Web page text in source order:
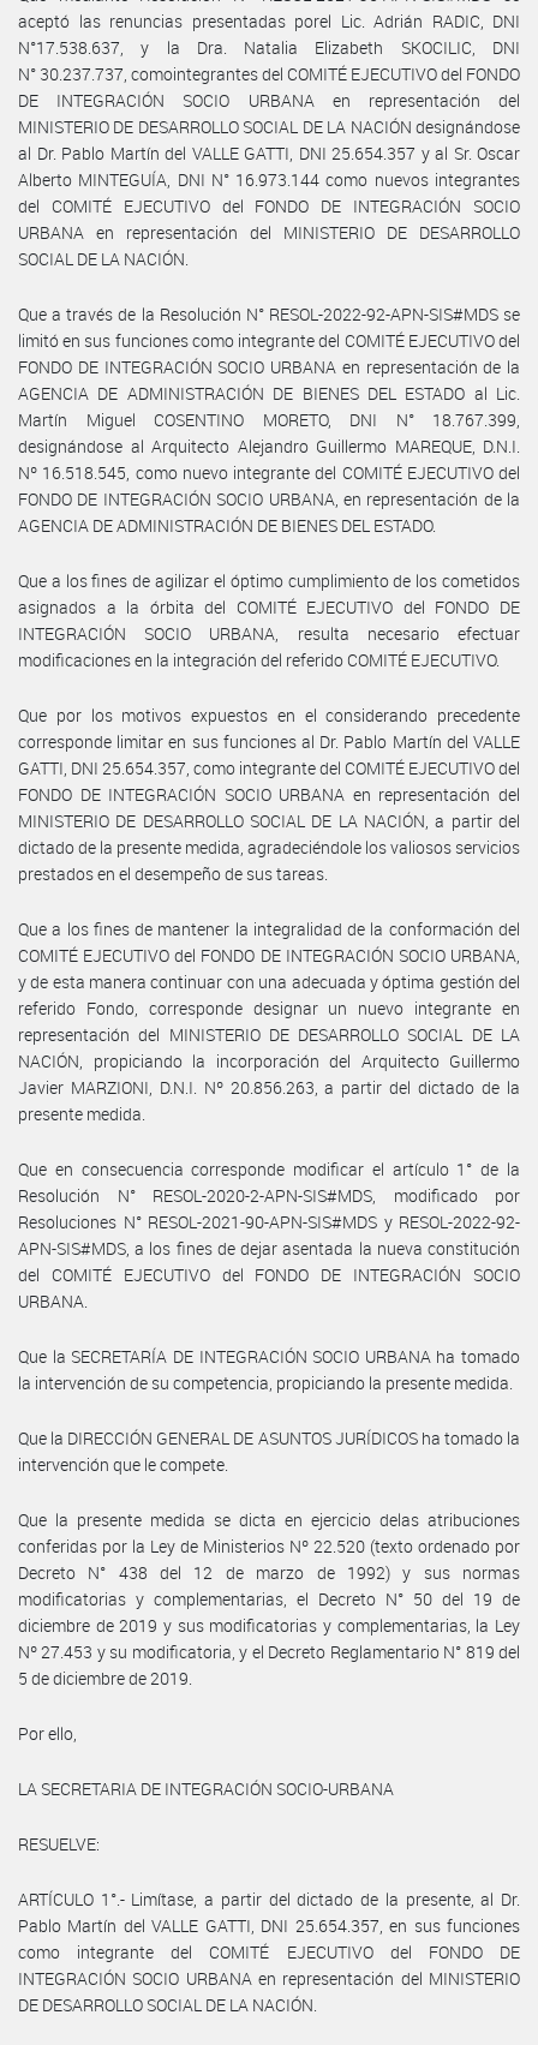
aceptó las renuncias presentadas porel Lic. Adrián RADIC, DNI
N°17.538.637, y la Dra. Natalia Elizabeth SKOCILIC, DNI
N° 30.237.737, comointegrantes del COMITÉ EJECUTIVO del FONDO
DE INTEGRACIÓN SOCIO URBANA en representación del
MINISTERIO DE DESARROLLO SOCIAL DE LA NACIÓN designándose
al Dr. Pablo Martín del VALLE GATTI, DNI 25.654.357 y al Sr. Oscar
Alberto MINTEGUÍA, DNI N° 16.973.144 como nuevos integrantes
del COMITÉ EJECUTIVO del FONDO DE INTEGRACIÓN SOCIO
URBANA en representación del MINISTERIO DE DESARROLLO
SOCIAL DE LA NACIÓN.
Que a través de la Resolución N° RESOL-2022-92-APN-SIS#MDS se
limitó en sus funciones como integrante del COMITÉ EJECUTIVO del
FONDO DE INTEGRACIÓN SOCIO URBANA en representación de la
AGENCIA DE ADMINISTRACIÓN DE BIENES DEL ESTADO al Lic.
Martín Miguel COSENTINO MORETO, DNI N° 18.767.399,
designándose al Arquitecto Alejandro Guillermo MAREQUE, D.N.I.
Nº 16.518.545, como nuevo integrante del COMITÉ EJECUTIVO del
FONDO DE INTEGRACIÓN SOCIO URBANA, en representación de la
AGENCIA DE ADMINISTRACIÓN DE BIENES DEL ESTADO.
Que a los fines de agilizar el óptimo cumplimiento de los cometidos
asignados a la órbita del COMITÉ EJECUTIVO del FONDO DE
INTEGRACIÓN SOCIO URBANA, resulta necesario efectuar
modificaciones en la integración del referido COMITÉ EJECUTIVO.
Que por los motivos expuestos en el considerando precedente
corresponde limitar en sus funciones al Dr. Pablo Martín del VALLE
GATTI, DNI 25.654.357, como integrante del COMITÉ EJECUTIVO del
FONDO DE INTEGRACIÓN SOCIO URBANA en representación del
MINISTERIO DE DESARROLLO SOCIAL DE LA NACIÓN, a partir del
dictado de la presente medida, agradeciéndole los valiosos servicios
prestados en el desempeño de sus tareas.
Que a los fines de mantener la integralidad de la conformación del
COMITÉ EJECUTIVO del FONDO DE INTEGRACIÓN SOCIO URBANA,
y de esta manera continuar con una adecuada y óptima gestión del
referido Fondo, corresponde designar un nuevo integrante en
representación del MINISTERIO DE DESARROLLO SOCIAL DE LA
NACIÓN, propiciando la incorporación del Arquitecto Guillermo
Javier MARZIONI, D.N.I. Nº 20.856.263, a partir del dictado de la
presente medida.
Que en consecuencia corresponde modificar el artículo 1° de la
Resolución N° RESOL-2020-2-APN-SIS#MDS, modificado por
Resoluciones N° RESOL-2021-90-APN-SIS#MDS y RESOL-2022-92-
APN-SIS#MDS, a los fines de dejar asentada la nueva constitución
del COMITÉ EJECUTIVO del FONDO DE INTEGRACIÓN SOCIO
URBANA.
Que la SECRETARÍA DE INTEGRACIÓN SOCIO URBANA ha tomado
la intervención de su competencia, propiciando la presente medida.
Que la DIRECCIÓN GENERAL DE ASUNTOS JURÍDICOS ha tomado la
intervención que le compete.
Que la presente medida se dicta en ejercicio delas atribuciones
conferidas por la Ley de Ministerios Nº 22.520 (texto ordenado por
Decreto N° 438 del 12 de marzo de 1992) y sus normas
modificatorias y complementarias, el Decreto N° 50 del 19 de
diciembre de 2019 y sus modificatorias y complementarias, la Ley
Nº 27.453 y su modificatoria, y el Decreto Reglamentario N° 819 del
5 de diciembre de 2019.
Por ello,
LA SECRETARIA DE INTEGRACIÓN SOCIO-URBANA
RESUELVE:
ARTÍCULO 1°.- Limítase, a partir del dictado de la presente, al Dr.
Pablo Martín del VALLE GATTI, DNI 25.654.357, en sus funciones
como integrante del COMITÉ EJECUTIVO del FONDO DE
INTEGRACIÓN SOCIO URBANA en representación del MINISTERIO
DE DESARROLLO SOCIAL DE LA NACIÓN.